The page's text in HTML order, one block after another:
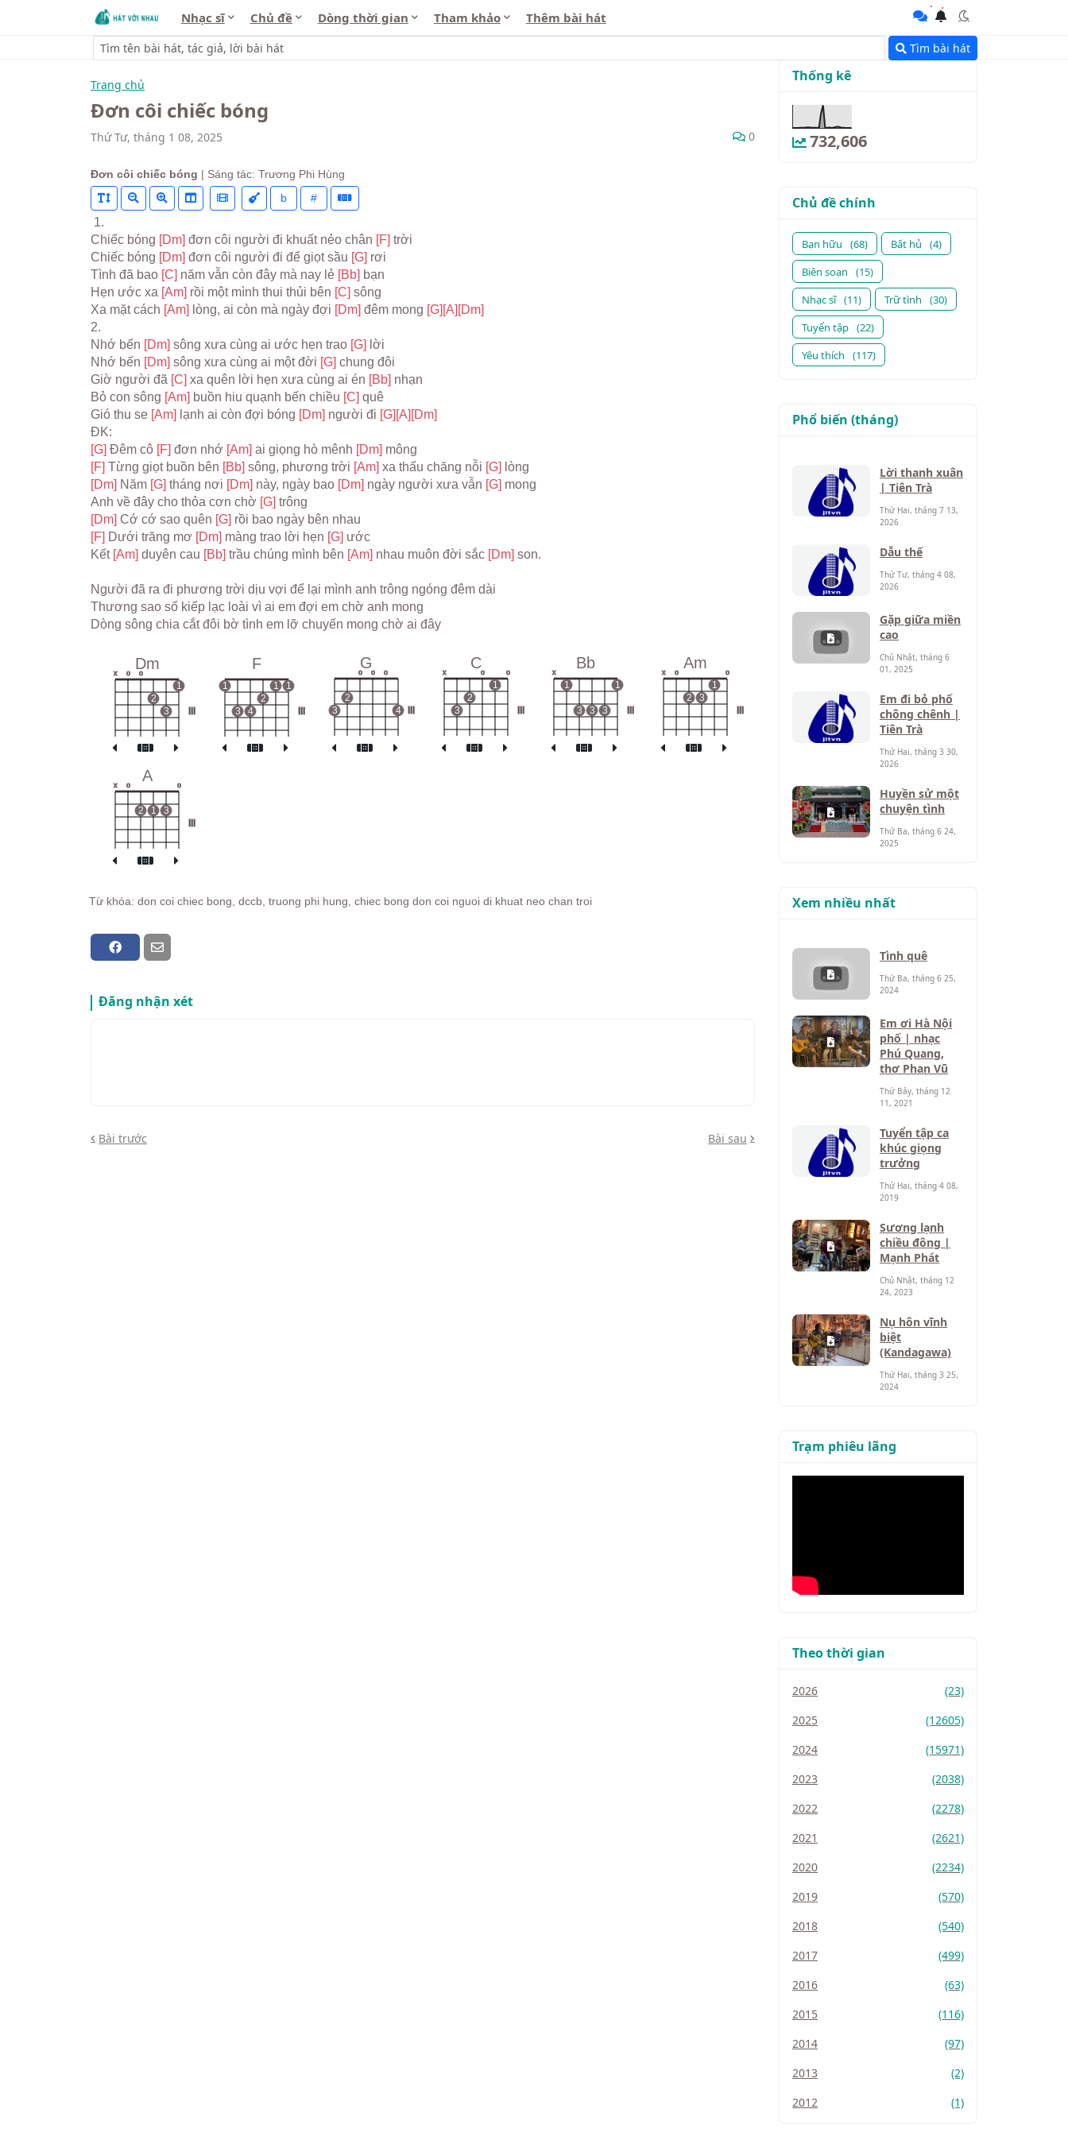
Nhạc sĩ Chủ đề Dòng thời gian Tham khảo Thêm bài hát
Tìm bài hát
Trang chủ
Đơn côi chiếc bóng
Thứ Tư, tháng 1 08, 2025 0
Đơn côi chiếc bóng | Sáng tác: Trương Phi Hùng
b
#
1.
Chiếc bóng [Dm] đơn côi người đi khuất nẻo chân [F] trời
Chiếc bóng [Dm] đơn côi người đi để giọt sầu [G] rơi
Tình đã bao [C] năm vẫn còn đây mà nay lẻ [Bb] bạn
Hẹn ước xa [Am] rồi một mình thui thủi bên [C] sông
Xa mặt cách [Am] lòng, ai còn mà ngày đợi [Dm] đêm mong [G] [A] [Dm]
2.
Nhớ bến [Dm] sông xưa cùng ai ước hẹn trao [G] lời
Nhớ bến [Dm] sông xưa cùng ai một đời [G] chung đôi
Giờ người đã [C] xa quên lời hẹn xưa cùng ai én [Bb] nhạn
Bỏ con sông [Am] buồn hiu quạnh bến chiều [C] quê
Gió thu se [Am] lạnh ai còn đợi bóng [Dm] người đi [G] [A] [Dm]
ĐK:
[G] Đêm cô [F] đơn nhớ [Am] ai giọng hò mênh [Dm] mông
[F] Từng giọt buồn bên [Bb] sông, phương trời [Am] xa thấu chăng nỗi [G] lòng
[Dm] Năm [G] tháng nơi [Dm] này, ngày bao [Dm] ngày người xưa vẫn [G] mong
Anh về đây cho thỏa cơn chờ [G] trông
[Dm] Cớ cớ sao quên [G] rồi bao ngày bên nhau
[F] Dưới trăng mơ [Dm] màng trao lời hẹn [G] ước
Kết [Am] duyên cau [Bb] trầu chúng mình bên [Am] nhau muôn đời sắc [Dm] son.
Người đã ra đi phương trời dịu vợi để lại mình anh trông ngóng đêm dài
Thương sao số kiếp lạc loài vì ai em đợi em chờ anh mong
Dòng sông chia cắt đôi bờ tình em lỡ chuyến mong chờ ai đây
Dm
x o o
2
3
1
F
1
3 4
2
1 1
G
3
2
o o o
4
C
x
3
2
o
1
o
Bb
x
1
3 3 3
1
Am
x o
2 3
1
o
A
x o
2 1 3
o
Từ khóa: don coi chiec bong, dccb, truong phi hung, chiec bong don coi nguoi di khuat neo chan troi
Đăng nhận xét
Bài trước Bài sau
Thống kê
732,606
Chủ đề chính
Bạn hữu (68) Bất hủ
(4)
Biên soạn
(15)
Nhạc sĩ (11) Trữ tình
(30)
Tuyển tập (22)
Yêu thích
(117)
Phổ biến (tháng)
Lời thanh xuân
| Tiên Trà
Thứ Hai, tháng 7 13,
2026
Dẫu thế
Thứ Tư, tháng 4 08,
2026
Gặp giữa miền
cao
Chủ Nhật, tháng 6
01, 2025
Em đi bỏ phố
chông chênh |
Tiên Trà
Thứ Hai, tháng 3 30,
2026
Huyền sử một
chuyện tình
Thứ Ba, tháng 6 24,
2025
Xem nhiều nhất
Tình quê
Thứ Ba, tháng 6 25,
2024
Em ơi Hà Nội
phố | nhạc
Phú Quang,
thơ Phan Vũ
Thứ Bảy, tháng 12
11, 2021
Tuyển tập ca
khúc giọng
trưởng
Thứ Hai, tháng 4 08,
2019
Sương lạnh
chiều đông |
Mạnh Phát
Chủ Nhật, tháng 12
24, 2023
Nụ hôn vĩnh
biệt
(Kandagawa)
Thứ Hai, tháng 3 25,
2024
Trạm phiêu lãng
Theo thời gian
2026
(23)
2025
(12605)
2024
(15971)
2023
(2038)
2022
(2278)
2021
(2621)
2020
(2234)
2019
(570)
2018
(540)
2017
(499)
2016
(63)
2015
(116)
2014
(97)
2013
(2)
2012
(1)